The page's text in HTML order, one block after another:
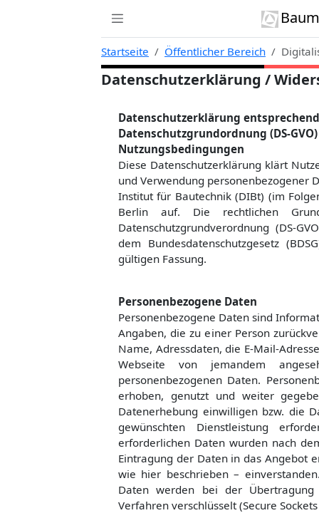
Startseite Öffentlicher Bereich
Datenschutzerklärung /
Datenschutzerklärung
Datenschutzgrundordnung (DS-
Nutzungsbedingungen
Diese Datenschutzerklärung klärt
und Verwendung personenbezogener
Institut für Bautechnik (DIBt) (im
Berlin auf. Die rechtlichen
Datenschutzgrundverordnung (DS-
dem Bundesdatenschutzgesetz
gültigen Fassung.
Personenbezogene Daten
Personenbezogene Daten sind
Angaben, die zu einer Person
Name, Adressdaten, die E-Mail-
Webseite von jemandem
personenbezogenen Daten.
erhoben, genutzt und weiter
Datenerhebung einwilligen bzw. die
gewünschten Dienstleistung
erforderlichen Daten wurden nach
Eintragung der Daten in das Angebot
wie hier beschrieben –
Daten werden bei der
Verfahren verschlüsselt (Secure Sockets